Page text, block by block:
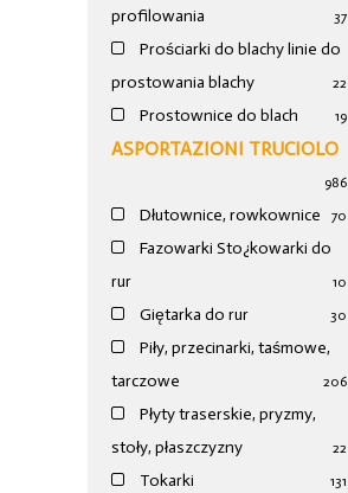
profilowania
37
Prościarki do blachy linie do
prostowania blachy
22
Prostownice do blach 19
ASPORTAZIONI TRUCIOLO
986
Dłutownice, rowkownice 70
Fazowarki Sto¿kowarki do
rur
10
Giętarka do rur 30
Piły, przecinarki, taśmowe,
tarczowe
206
Płyty traserskie, pryzmy,
stoły, płaszczyzny
22
Tokarki 131